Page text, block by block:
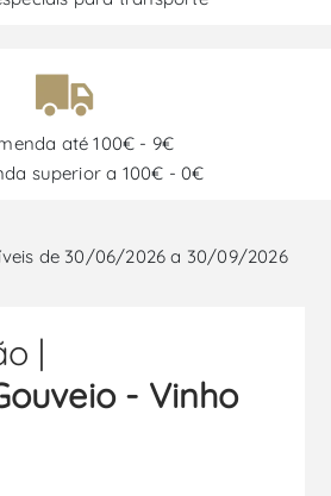
até 100€ - 9€
superior a 100€ - 0€
de 30/06/2026 a 30/09/2026
|
- Vinho